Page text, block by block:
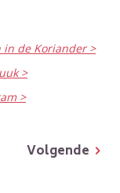
in de Koriander >
>
>
Volgende